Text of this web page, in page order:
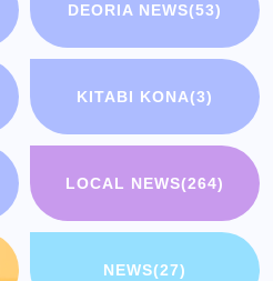
DEORIA NEWS(53)
KITABI KONA(3)
LOCAL NEWS(264)
NEWS(27)